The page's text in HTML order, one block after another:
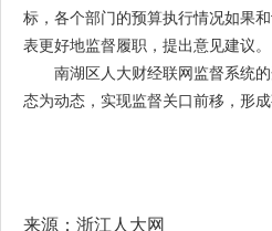
标，各个部门的预算执行情况如果
表更好地监督履职，提出意见建议。
南湖区人大财经联网监督系统的
态为动态，实现监督关口前移，形
来源：浙江人大网